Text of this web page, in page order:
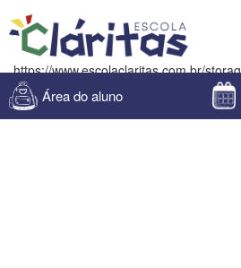
Área do aluno
https://www.escolaclaritas.com.br/
Favicon-claritas.png